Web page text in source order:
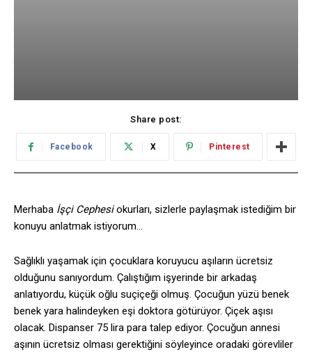
Share post:
Facebook X Pinterest
Merhaba İşçi Cephesiokurları, sizlerle paylaşmak istediğim bir
konuyu anlatmak istiyorum…
Sağlıklı yaşamak için çocuklara koruyucu aşıların ücretsiz
olduğunu sanıyordum. Çalıştığım işyerinde bir arkadaş
anlatıyordu, küçük oğlu suçiçeği olmuş. Çocuğun yüzü benek
benek yara halindeyken eşi doktora götürüyor. Çiçek aşısı
olacak. Dispanser 75 lira para talep ediyor. Çocuğun annesi
aşının ücretsiz olması gerektiğini söyleyince oradaki görevliler